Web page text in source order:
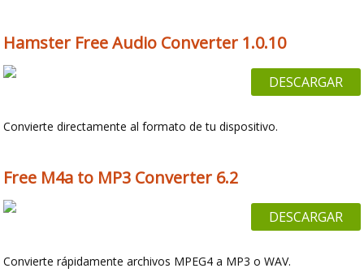
Hamster Free Audio Converter 1.0.10
DESCARGAR
Convierte directamente al formato de tu dispositivo.
Free M4a to MP3 Converter 6.2
DESCARGAR
Convierte rápidamente archivos MPEG4 a MP3 o WAV.